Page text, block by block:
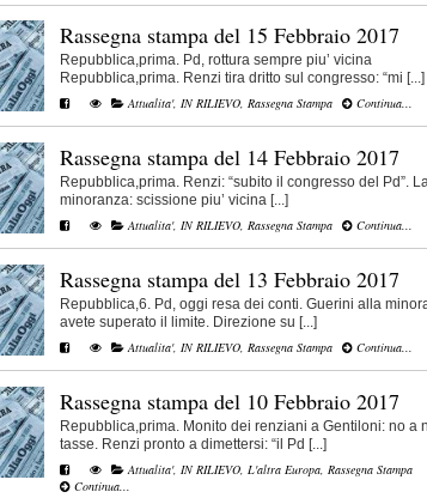
Rassegna stampa del 15 Febbraio 2017
Repubblica,prima. Pd, rottura sempre piu’ vicina
Repubblica,prima. Renzi tira dritto sul congresso: “mi [...]
Attualita', IN RILIEVO, Rassegna Stampa Continua...
Rassegna stampa del 14 Febbraio 2017
Repubblica,prima. Renzi: “subito il congresso del Pd”. La
minoranza: scissione piu’ vicina [...]
Attualita', IN RILIEVO, Rassegna Stampa Continua...
Rassegna stampa del 13 Febbraio 2017
Repubblica,6. Pd, oggi resa dei conti. Guerini alla
avete superato il limite. Direzione su [...]
Attualita', IN RILIEVO Rassegna Stampa Continua...
Rassegna stampa del 10 Febbraio 2017
Repubblica,prima. Monito dei renziani a Gentiloni: no a
tasse. Renzi pronto a dimettersi: “il Pd [...]
Attualita', IN RILIEVO L'altra Europa Rassegna Stampa
Continua...